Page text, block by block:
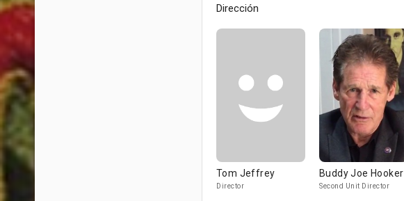
Dirección
Tom Jeffrey
Director
Buddy Joe Hooker
Second Unit Director